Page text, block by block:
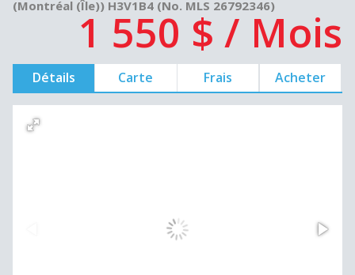
(Montréal (Île)) H3V1B4 (No. MLS 26792346)
1 550 $ / Mois
Détails Carte Frais Acheter